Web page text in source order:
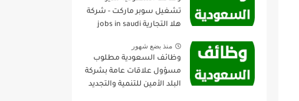
تشغيل سوبر ماركت - شركة
هلا التجارية jobs in saudi
منذ بضع شهور
وظائف السعودية مطلوب
مسؤول علاقات عامة بشركة
البلد الأمين للتنمية والتجديد